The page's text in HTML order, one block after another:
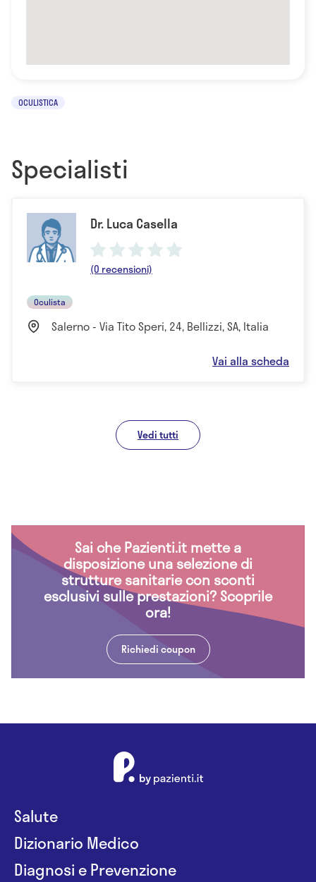
OCULISTICA
Specialisti
Dr. Luca Casella
(0 recensioni)
Oculista
Salerno - Via Tito Speri, 24, Bellizzi, SA, Italia
Vai alla scheda
Vedi tutti
Sai che Pazienti.it mette a
disposizione una selezione di
strutture sanitarie con sconti
esclusivi sulle prestazioni? Scoprile
ora!
Richiedi coupon
Salute
Dizionario Medico
Diagnosi e Prevenzione